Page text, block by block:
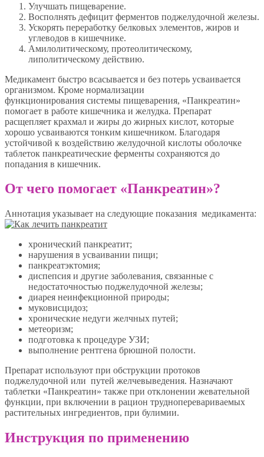
Улучшать пищеварение.
Восполнять дефицит ферментов поджелудочной железы.
Ускорять переработку белковых элементов, жиров и
углеводов в кишечнике.
Амилолитическому, протеолитическому,
липолитическому действию.
Медикамент быстро всасывается и без потерь усваивается
организмом. Кроме нормализации
функционирования системы пищеварения, «Панкреатин»
помогает в работе кишечника и желудка. Препарат
расщепляет крахмал и жиры до жирных кислот, которые
хорошо усваиваются тонким кишечником. Благодаря
устойчивой к воздействию желудочной кислоты оболочке
таблеток панкреатические ферменты сохраняются до
попадания в кишечник.
От чего помогает «Панкреатин»?
Аннотация указывает на следующие показания медикамента:
хронический панкреатит;
нарушения в усваивании пищи;
панкреатэктомия;
диспепсия и другие заболевания, связанные с
недостаточностью поджелудочной железы;
диарея неинфекционной природы;
муковисцидоз;
хронические недуги желчных путей;
метеоризм;
подготовка к процедуре УЗИ;
выполнение рентгена брюшной полости.
Препарат используют при обструкции протоков
поджелудочной или путей желчевыведения. Назначают
таблетки «Панкреатин» также при отклонении жевательной
функции, при включении в рацион трудноперевариваемых
растительных ингредиентов, при булимии.
Инструкция по применению